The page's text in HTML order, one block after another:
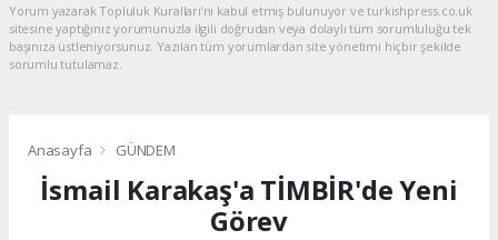
Yorum yazarak Topluluk Kuralları’nı kabul etmiş bulunuyor ve turkishpress.co.uk
sitesine yaptığınız yorumunuzla ilgili doğrudan veya dolaylı tüm sorumluluğu tek
başınıza üstleniyorsunuz. Yazılan tüm yorumlardan site yönetimi hiçbir şekilde
sorumlu tutulamaz.
Anasayfa GÜNDEM
İsmail Karakaş'a TİMBİR'de Yeni
Görev